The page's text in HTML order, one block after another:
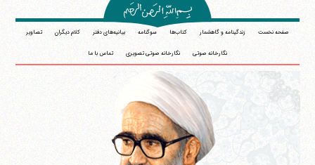
صفحه نخست زندگینامه و گاهشمار کتاب‌ها سوگنامه بیانیه‌های دفتر کلام دیگران تصاویر
نگارخانه صوتی نگارخانه صوتی تصویری تماس با ما